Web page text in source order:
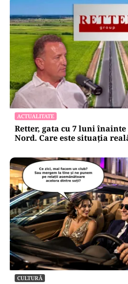
ACTUALITATE
Retter, gata cu 7 luni înainte
Nord. Care este situația
CULTURĂ